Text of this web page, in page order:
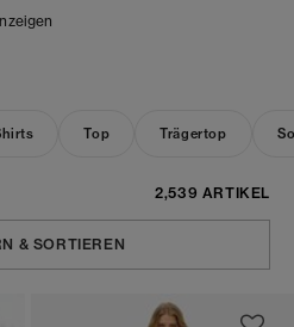
Top Trägertop
2,539 ARTIKEL
& SORTIEREN